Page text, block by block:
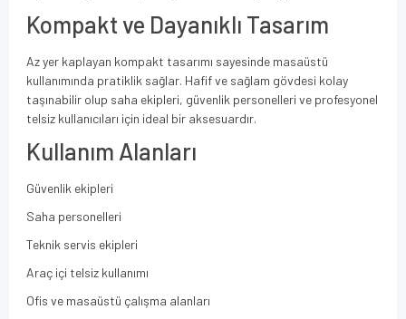
Kompakt ve Dayanıklı Tasarım
Az yer kaplayan kompakt tasarımı sayesinde masaüstü
kullanımında pratiklik sağlar. Hafif ve sağlam gövdesi kolay
taşınabilir olup saha ekipleri, güvenlik personelleri ve profesyonel
telsiz kullanıcıları için ideal bir aksesuardır.
Kullanım Alanları
Güvenlik ekipleri
Saha personelleri
Teknik servis ekipleri
Araç içi telsiz kullanımı
Ofis ve masaüstü çalışma alanları